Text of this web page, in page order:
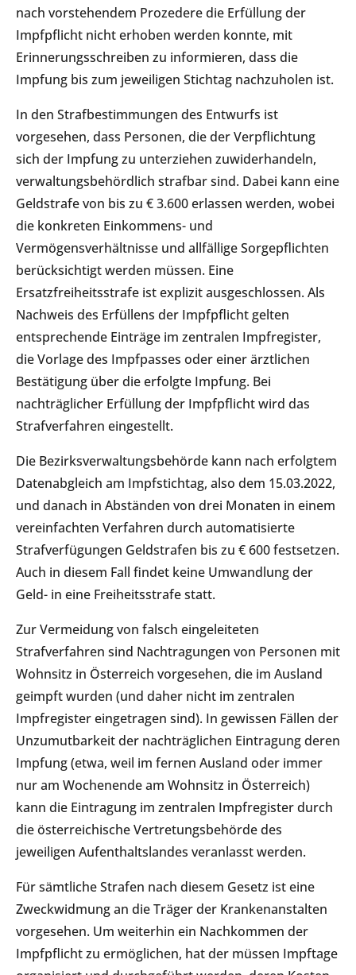
nach vorstehendem Prozedere die Erfüllung der
Impfpflicht nicht erhoben werden konnte, mit
Erinnerungsschreiben zu informieren, dass die
Impfung bis zum jeweiligen Stichtag nachzuholen ist.
In den Strafbestimmungen des Entwurfs ist
vorgesehen, dass Personen, die der Verpflichtung
sich der Impfung zu unterziehen zuwiderhandeln,
verwaltungsbehördlich strafbar sind. Dabei kann eine
Geldstrafe von bis zu € 3.600 erlassen werden, wobei
die konkreten Einkommens- und
Vermögensverhältnisse und allfällige Sorgepflichten
berücksichtigt werden müssen. Eine
Ersatzfreiheitsstrafe ist explizit ausgeschlossen. Als
Nachweis des Erfüllens der Impfpflicht gelten
entsprechende Einträge im zentralen Impfregister,
die Vorlage des Impfpasses oder einer ärztlichen
Bestätigung über die erfolgte Impfung. Bei
nachträglicher Erfüllung der Impfpflicht wird das
Strafverfahren eingestellt.
Die Bezirksverwaltungsbehörde kann nach erfolgtem
Datenabgleich am Impfstichtag, also dem 15.03.2022,
und danach in Abständen von drei Monaten in einem
vereinfachten Verfahren durch automatisierte
Strafverfügungen Geldstrafen bis zu € 600 festsetzen.
Auch in diesem Fall findet keine Umwandlung der
Geld- in eine Freiheitsstrafe statt.
Zur Vermeidung von falsch eingeleiteten
Strafverfahren sind Nachtragungen von Personen mit
Wohnsitz in Österreich vorgesehen, die im Ausland
geimpft wurden (und daher nicht im zentralen
Impfregister eingetragen sind). In gewissen Fällen der
Unzumutbarkeit der nachträglichen Eintragung deren
Impfung (etwa, weil im fernen Ausland oder immer
nur am Wochenende am Wohnsitz in Österreich)
kann die Eintragung im zentralen Impfregister durch
die österreichische Vertretungsbehörde des
jeweiligen Aufenthaltslandes veranlasst werden.
Für sämtliche Strafen nach diesem Gesetz ist eine
Zweckwidmung an die Träger der Krankenanstalten
vorgesehen. Um weiterhin ein Nachkommen der
Impfpflicht zu ermöglichen, hat der müssen Impftage